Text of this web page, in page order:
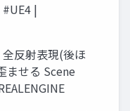
|
反射表現(後ほ
ませる Scene